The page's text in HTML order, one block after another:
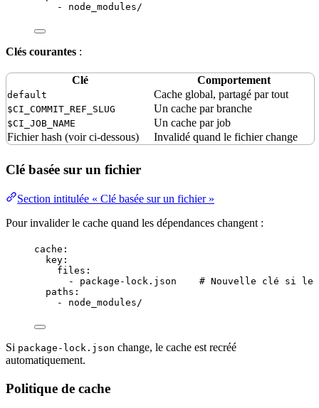
- node_modules/
Clés courantes :
Clé Comportement
default Cache global, partagé par tout
$CI_COMMIT_REF_SLUG Un cache par branche
$CI_JOB_NAME
Un cache par job
Fichierhash (voir ci-dessous) Invalidé quand le fichier change
Clé basée sur un fichier
Section intitulée « Clé basée sur un fichier »
Pour invalider le cache quand les dépendances changent :
cache :
key :
files :
- package-lock.json
# Nouvelle clé si le
paths :
- node_modules/
Si package-lock.json change, le cache est recréé
automatiquement.
Politique de cache